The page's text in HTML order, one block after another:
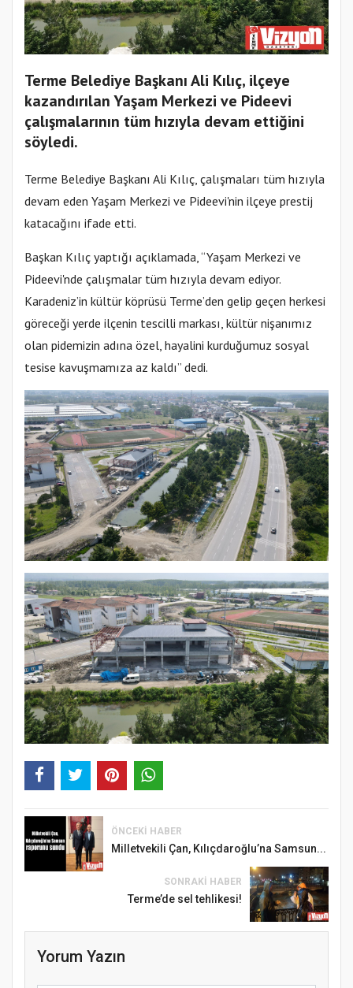
Terme Belediye Başkanı Ali Kılıç, ilçeye
kazandırılan Yaşam Merkezi ve Pideevi
çalışmalarının tüm hızıyla devam ettiğini
söyledi.
Terme Belediye Başkanı Ali Kılıç, çalışmaları tüm hızıyla
devam eden Yaşam Merkezi ve Pideevi'nin ilçeye prestij
katacağını ifade etti.
Başkan Kılıç yaptığı açıklamada, “Yaşam Merkezi ve
Pideevi'nde çalışmalar tüm hızıyla devam ediyor.
Karadeniz’in kültür köprüsü Terme’den gelip geçen herkesi
göreceği yerde ilçenin tescilli markası, kültür nişanımız
olan pidemizin adına özel, hayalini kurduğumuz sosyal
tesise kavuşmamıza az kaldı” dedi.
ÖNCEKI HABER
Milletvekili Çan, Kılıçdaroğlu’na Samsun...
SONRAKI HABER
Terme’de sel tehlikesi!
Yorum Yazın